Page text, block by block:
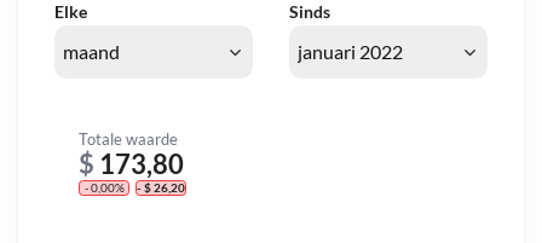
Elke Sinds
Totale waarde
$ 173,80
- 0,00% - $ 26,20